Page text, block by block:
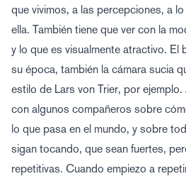
que vivimos, a las percepciones, a
ella. También tiene que ver con la
y lo que es visualmente atractivo. El
su época, también la cámara sucia
estilo de Lars von Trier, por
con algunos compañeros sobre
lo que pasa en el mundo, y sobre
sigan tocando, que sean fuertes,
repetitivas. Cuando empiezo a